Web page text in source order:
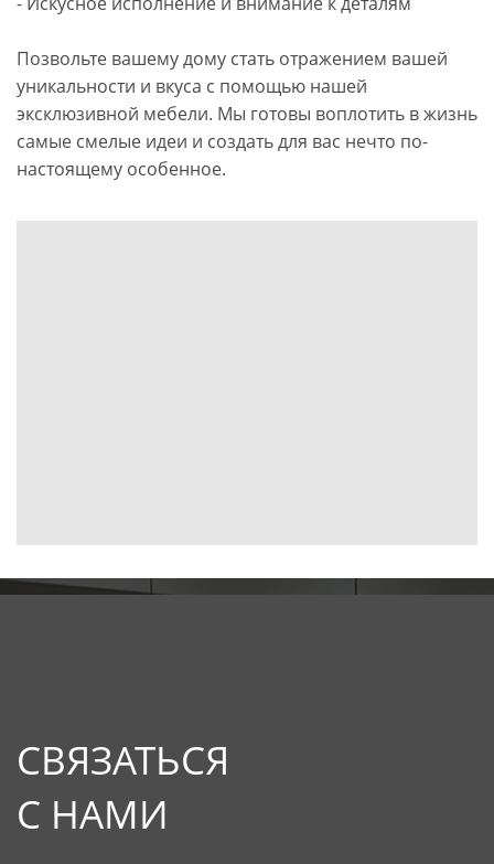
Позвольте вашему дому стать отражением вашей
уникальности и вкуса с помощью нашей
эксклюзивной мебели. Мы готовы воплотить в жизнь
самые смелые идеи и создать для вас нечто по-
настоящему особенное.
СВЯЗАТЬСЯ
С НАМИ